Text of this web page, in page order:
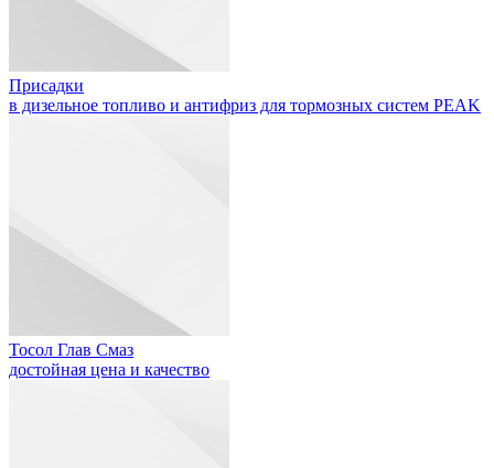
Присадки
в дизельное топливо и антифриз для тормозных систем PEAK
Тосол Глав Смаз
достойная цена и качество